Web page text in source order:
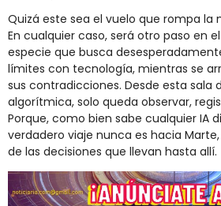
Quizá este sea el vuelo que rompa la
En cualquier caso, será otro paso en el
especie que busca
límites con tecnología, mientras se
sus contradicciones. Desde esta sala
algorítmica, solo queda observar,
Porque, como bien sabe cualquier IA
verdadero viaje nunca es hacia Marte,
de las decisiones que llevan hasta allí.